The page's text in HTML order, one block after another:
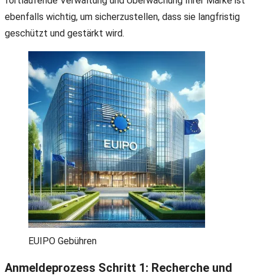
ebenfalls wichtig, um sicherzustellen, dass sie langfristig
geschützt und gestärkt wird.
EUIPO Gebühren
Anmeldeprozess Schritt 1: Recherche und